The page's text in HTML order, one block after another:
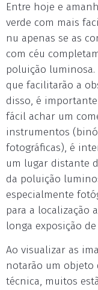
Entre hoje e
verde com mais
nu apenas se as
com céu
poluição
que facilitarão a
disso, é
fácil achar um
instrumentos
fotográficas), é
um lugar distante
da poluição
especialmente
para a localização
longa exposição
Ao visualizar as
notarão um objeto
técnica, muitos